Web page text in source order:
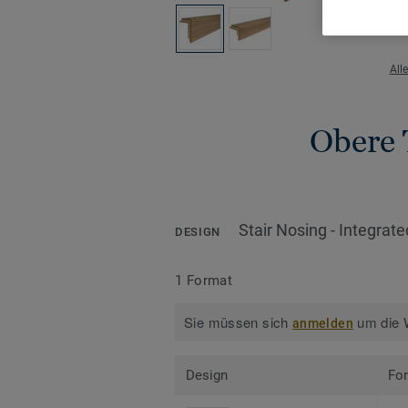
Obere
DESIGN Stair Nosing -
1 Format
Sie müssen sichanmelden um die
Design